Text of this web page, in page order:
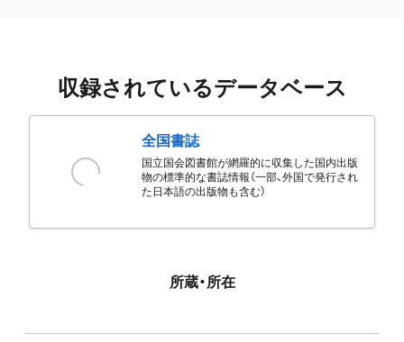
収録されているデータベース
全国書誌
国立国会図書館が網羅的に収集した国内出版
物の標準的な書誌情報（一部、外国で発行され
た日本語の出版物も含む）
所蔵・所在